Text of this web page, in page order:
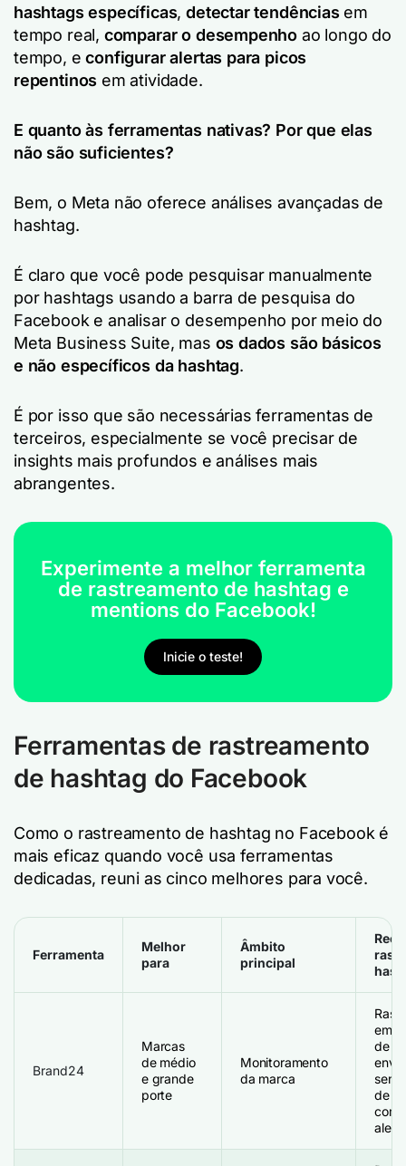
hashtags específicas,detectar tendências em
tempo real, comparar o desempenho ao longo do
tempo, econfigurar alertas para picos
repentinos em atividade.
E quanto às ferramentas nativas? Por que elas
não são suficientes?
Bem, o Meta não oferece análises avançadas de
hashtag.
É claro que você pode pesquisar manualmente
por hashtags usando a barra de pesquisa do
Facebook e analisar o desempenho por meio do
Meta Business Suite, mas os dados são básicos
e não específicos da hashtag.
É por isso que são necessárias ferramentas de
terceiros, especialmente se você precisar de
insights mais profundos e análises mais
abrangentes.
Experimente a melhor ferramenta
de rastreamento de hashtag e
mentions do Facebook!
Inicie o teste!
Ferramentas de rastreamento
de hashtag do Facebook
Como o rastreamento de hashtag no Facebook é
mais eficaz quando você usa ferramentas
dedicadas, reuni as cinco melhores para você.
Ferramenta
Melhor
para
Âmbito
principal
Brand24
Marcas
de médio
e grande
porte
Monitoramento
da marca
em
de
de
com